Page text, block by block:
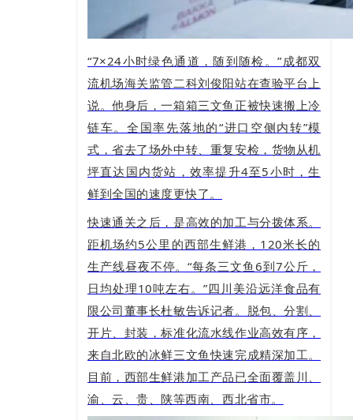
“7×24小时绿色通道，随到随检。”成都双
流机场海关监管二科刘俊阳站在查验平台上
说。他身后，一箱箱三文鱼正被快速搬上冷
链车。全国率先落地的“进口空侧内转”模
式，省去了场外中转、重复安检，货物从机
坪直达国内货站，效率提升4至5小时，生
鲜到全国的速度更快了。
快速通关之后，是高效的加工与分拨体系。
距机场约5公里的西部生鲜港，120米长的
生产线昼夜不停。“每条三文鱼6到7公斤，
日均处理10吨左右。”四川美沿远洋食品有
限公司董事长杜敏告诉记者。脱包、分割、
开片、封装，标准化流水线作业高效有序，
来自北欧的冰鲜三文鱼快速完成精深加工。
目前，西部生鲜港加工产品已全面覆盖川、
渝、云、贵、陕等西南、西北省市。